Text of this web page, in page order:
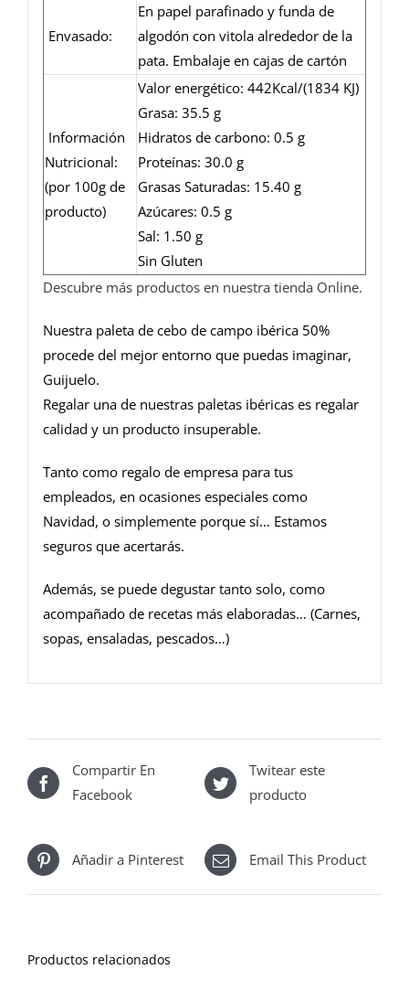
Envasado:
En papel parafinado y funda de
algodón con vitola alrededor de la
pata. Embalaje en cajas de cartón
Información
Nutricional:
(por 100g de
producto)
Valor energético: 442Kcal/(1834 KJ)
Grasa: 35.5 g
Hidratos de carbono: 0.5 g
Proteínas: 30.0 g
Grasas Saturadas: 15.40 g
Azúcares: 0.5 g
Sal: 1.50 g
Sin Gluten
Descubre más productos en nuestra tienda Online.
Nuestra paleta de cebo de campo ibérica 50%
procede del mejor entorno que puedas imaginar,
Guijuelo.
Regalar una de nuestras paletas ibéricas es regalar
calidad y un producto insuperable.
Tanto como regalo de empresa para tus
empleados, en ocasiones especiales como
Navidad, o simplemente porque sí… Estamos
seguros que acertarás.
Además, se puede degustar tanto solo, como
acompañado de recetas más elaboradas… (Carnes,
sopas, ensaladas, pescados…)
Compartir En
Facebook
Twitear este
producto
Añadir a Pinterest Email This Product
Productos relacionados